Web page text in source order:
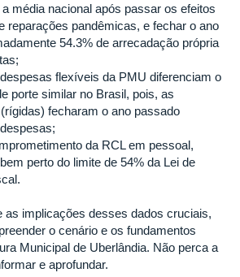
média nacional após passar os efeitos
reparações pandêmicas, e fechar o ano
54.3% de arrecadação própria
flexíveis da PMU diferenciam o
porte similar no Brasil, pois, as
fecharam o ano passado
da RCL em pessoal,
perto do limite de 54% da Lei de
as implicações desses dados cruciais,
o cenário e os fundamentos
Municipal de Uberlândia. Não perca a
e aprofundar.